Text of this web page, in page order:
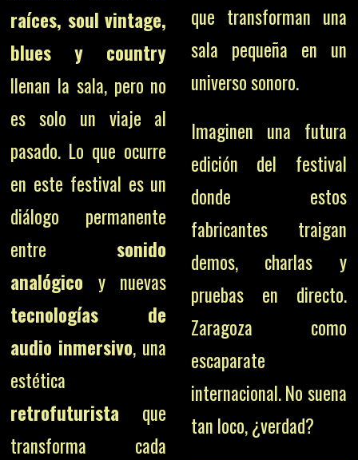
raíces, soul vintage,
blues y country
llenan la sala, pero no
es solo un viaje al
pasado. Lo que ocurre
en este festival es un
diálogo permanente
entresonido
analógico y nuevas
tecnologías de
audio inmersivo, una
estética
retrofuturista que
transforma cada
que transforman una
sala pequeña en un
universo sonoro.
Imaginen una futura
edición del festival
donde estos
fabricantes traigan
demos, charlas y
pruebas en directo.
Zaragoza como
escaparate
internacional. No suena
tan loco, ¿verdad?